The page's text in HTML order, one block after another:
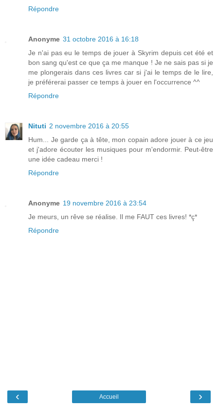
Répondre
Anonyme 31 octobre 2016 à 16:18
Je n'ai pas eu le temps de jouer à Skyrim depuis cet été et
bon sang qu'est ce que ça me manque ! Je ne sais pas si je
me plongerais dans ces livres car si j'ai le temps de le lire,
je préférerai passer ce temps à jouer en l'occurrence ^^
Répondre
Nituti 2 novembre 2016 à 20:55
Hum... Je garde ça à tête, mon copain adore jouer à ce jeu
et j'adore écouter les musiques pour m'endormir. Peut-être
une idée cadeau merci !
Répondre
Anonyme 19 novembre 2016 à 23:54
Je meurs, un rêve se réalise. Il me FAUT ces livres! *ç*
Répondre
‹ ›
Accueil